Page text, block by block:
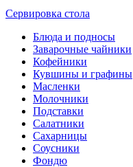
Сервировка стола
Блюда и подносы
Заварочные чайники
Кофейники
Кувшины и графины
Масленки
Молочники
Подставки
Салатники
Сахарницы
Соусники
Фондю